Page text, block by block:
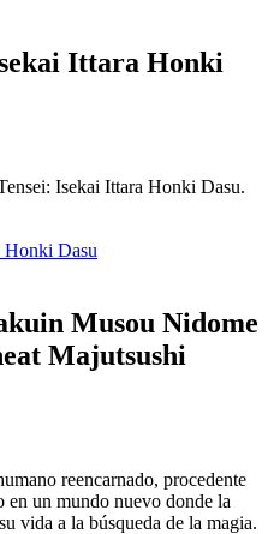
Ittara Honki
Isekai Ittara Honki Dasu.
Musou Nidome
Majutsushi
reencarnado, procedente
en un mundo nuevo donde la
vida a la búsqueda de la magia.